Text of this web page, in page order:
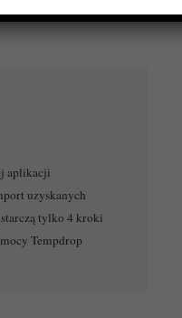
aplikacji
uzyskanych
tylko 4 kroki
Tempdrop